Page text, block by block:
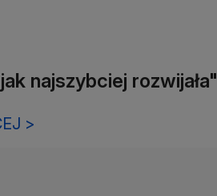
najszybciej rozwijała"
>